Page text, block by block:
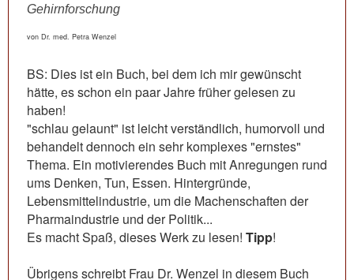
Gehirnforschung
von Dr. med. Petra Wenzel
BS: Dies ist ein Buch, bei dem ich mir gewünscht
hätte, es schon ein paar Jahre früher gelesen zu
haben!
"schlau gelaunt" ist leicht verständlich, humorvoll und
behandelt dennoch ein sehr komplexes "ernstes"
Thema. Ein motivierendes Buch mit Anregungen rund
ums Denken, Tun, Essen. Hintergründe,
Lebensmittelindustrie, um die Machenschaften der
Pharmaindustrie und der Politik...
Es macht Spaß, dieses Werk zu lesen! Tipp!
Übrigens schreibt Frau Dr. Wenzel in diesem Buch